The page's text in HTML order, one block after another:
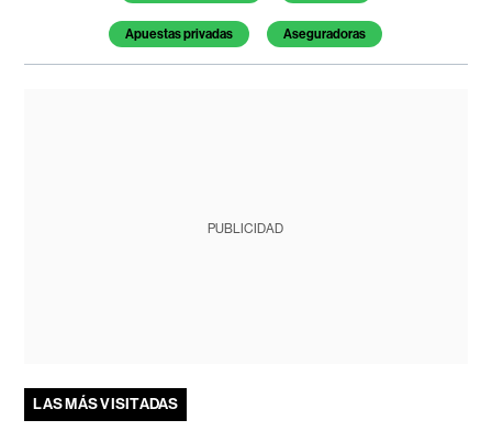
Apuestas privadas Aseguradoras
PUBLICIDAD
LAS MÁS VISITADAS